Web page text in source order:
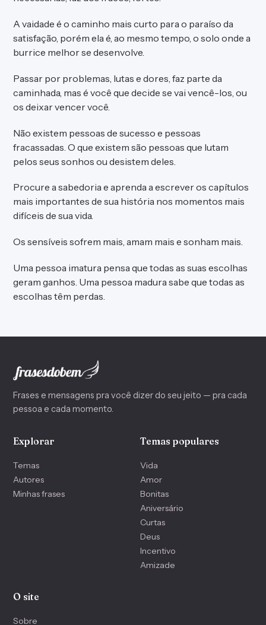
A vaidade é o caminho mais curto para o paraíso da
satisfação, porém ela é, ao mesmo tempo, o solo onde a
burrice melhor se desenvolve.
Passar por problemas, lutas e dores, faz parte da
caminhada, mas é você que decide se vai vencê-los, ou
os deixar vencer você.
Não existem pessoas de sucesso e pessoas
fracassadas. O que existem são pessoas que lutam
pelos seus sonhos ou desistem deles.
Procure a sabedoria e aprenda a escrever os capítulos
mais importantes de sua história nos momentos mais
difíceis de sua vida.
Os sensíveis sofrem mais, amam mais e sonham mais.
Uma pessoa imatura pensa que todas as suas escolhas
geram ganhos. Uma pessoa madura sabe que todas as
escolhas têm perdas.
Frases e mensagens pra você dizer do seu jeito — pra cada
pessoa e cada momento.
Explorar
Temas
Autores
Minhas frases
Temas populares
Vida
Amor
Bonitas
Aniversário
Curtas
Deus
Incentivo
Amizade
O site
Sobre